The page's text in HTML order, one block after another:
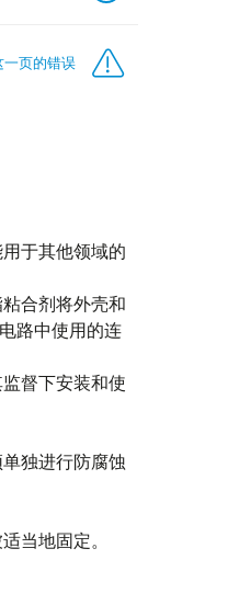
一页的错误
于其他领域的
合剂将外壳和
路中使用的连
督下安装和使
独进行防腐蚀
当地固定。